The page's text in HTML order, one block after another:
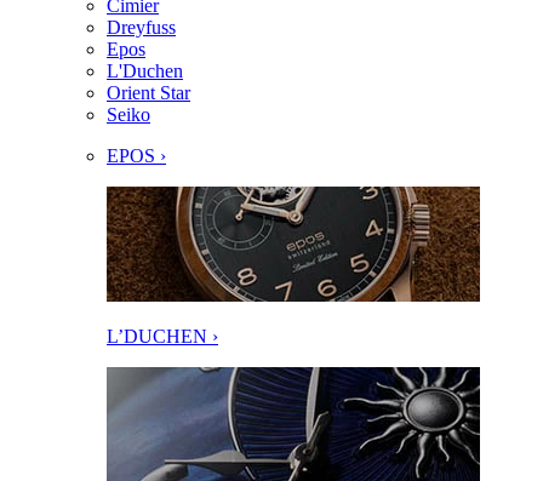
Cimier
Dreyfuss
Epos
L'Duchen
Orient Star
Seiko
EPOS ›
L’DUCHEN ›